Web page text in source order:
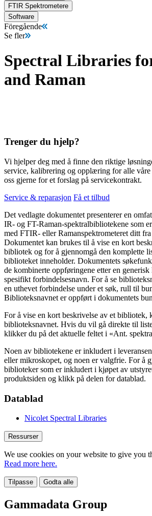
FTIR Spektrometere
Software
Föregående
Se fler
Spectral Libraries
and Raman
Trenger du hjelp?
Vi hjelper deg med å finne den riktige
service, kalibrering og opplæring for alle
oss gjerne for et forslag på servicekontrakt.
Service & reparasjon Få et tilbud
Det vedlagte dokumentet presenterer en
IR- og FT-Raman-spektralbibliotekene som
med FTIR- eller Ramanspektrometeret ditt
Dokumentet kan brukes til å vise en kort
bibliotek og for å gjennomgå den komplette
biblioteket inneholder. Dokumentets
de kombinerte oppføringene etter en
spesifikt forbindelsesnavn. For å se
en uthevet forbindelse under et søk, rull til
Biblioteksnavnet er oppført i dokumentets
For å vise en kort beskrivelse av et bibliotek,
biblioteksnavnet. Hvis du vil gå direkte til
klikker du på det aktuelle feltet i «Ant.
Noen av bibliotekene er inkludert i
eller mikroskopet, og noen er valgfrie. For å
biblioteker som er inkludert i kjøpet av
produktsiden og klikk på delen for datablad.
Datablad
Nicolet Spectral Libraries
Ressurser
We use cookies on your website to give you
Read more here.
Tilpasse Godta alle
Gammadata Group